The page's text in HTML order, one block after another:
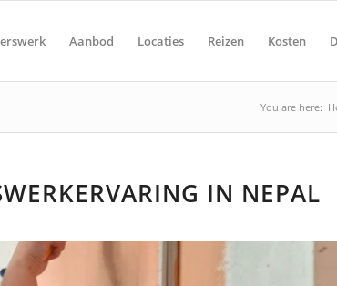
Aanbod Locaties Reizen Kosten
You are here:
IN NEPAL